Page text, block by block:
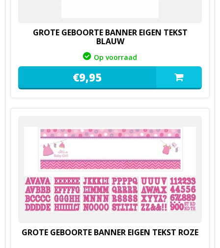
GROTE GEBOORTE BANNER EIGEN TEKST
BLAUW
Op voorraad
€9,95
GROTE GEBOORTE BANNER EIGEN TEKST ROZE